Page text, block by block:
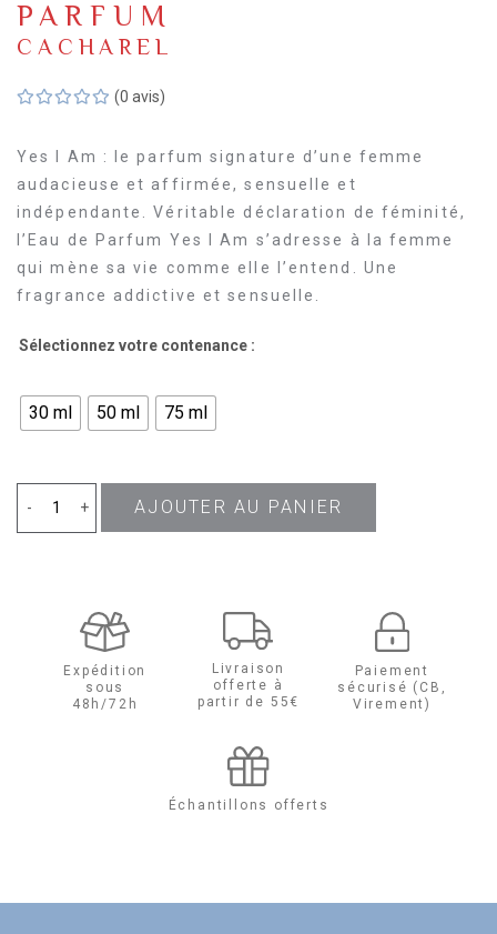
PARFUM
CACHAREL
(0 avis)
Yes I Am : le parfum signature d’une femme
audacieuse et affirmée, sensuelle et
indépendante. Véritable déclaration de féminité,
l’Eau de Parfum Yes I Am s’adresse à la femme
qui mène sa vie comme elle l’entend. Une
fragrance addictive et sensuelle.
Sélectionnez votre contenance :
30 ml 50 ml 75 ml
+
- quantité AJOUTER AU PANIER
Expédition
sous
48h/72h
Livraison
offerte à
partir de 55€
Paiement
sécurisé (CB,
Virement)
Échantillons offerts